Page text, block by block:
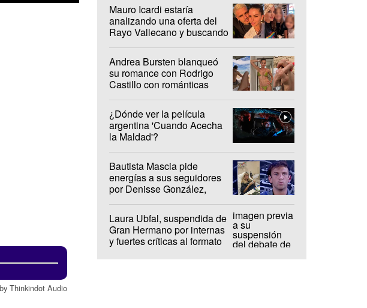
Thinkindot Audio
Mauro Icardi estaría
analizando una oferta del
Rayo Vallecano y buscando
Andrea Bursten blanqueó
su romance con Rodrigo
Castillo con románticas
¿Dónde ver la película
argentina 'Cuando Acecha
la Maldad'?
Bautista Mascia pide
energías a sus seguidores
por Denisse González,
Laura Ubfal, suspendida de
Gran Hermano por internas
y fuertes críticas al formato